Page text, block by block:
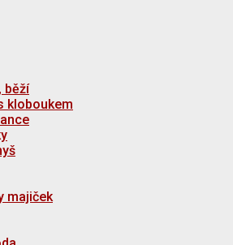
běží
kloboukem
majiček